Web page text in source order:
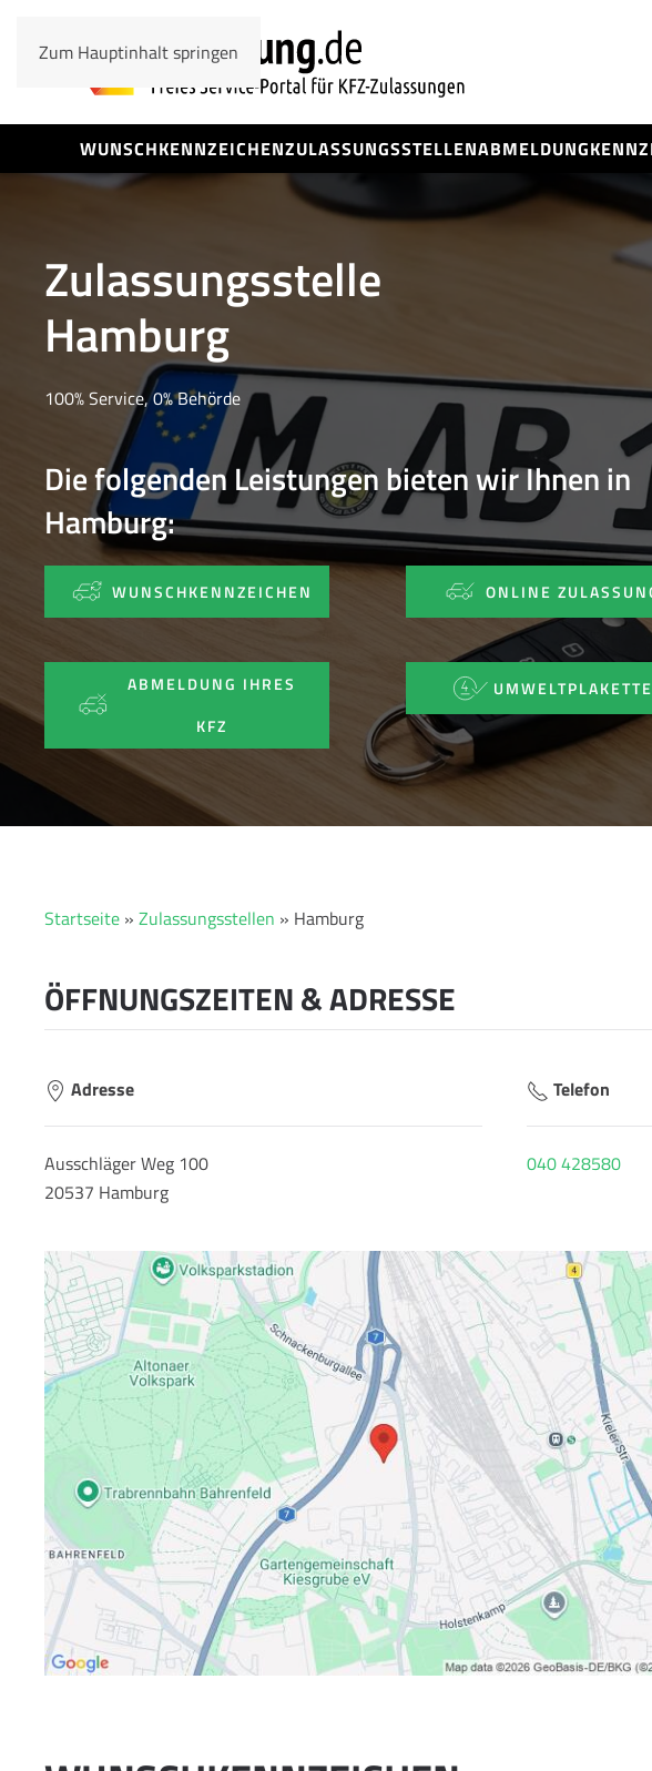
Zum Hauptinhalt springen
WUNSCHKENNZEICHENZULASSUNGSSTELLENABMELDUNG
Zulassungsstelle
Hamburg
100% Service, 0% Behörde
Die folgenden Leistungen bieten wir Ihnen in
Hamburg:
WUNSCHKENNZEICHEN ONLINE
ABMELDUNG IHRES
KFZ
UMWELTPLAKETTE
Startseite » Zulassungsstellen » Hamburg
ÖFFNUNGSZEITEN & ADRESSE
Adresse
Ausschläger Weg 100
20537 Hamburg
Telefon
040 428580